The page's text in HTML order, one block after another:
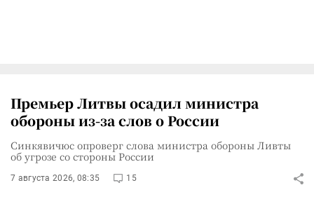
Премьер Литвы осадил министра
обороны из-за слов о России
Синкявичюс опроверг слова министра обороны Ливты
об угрозе со стороны России
7 августа 2026, 08:35 15